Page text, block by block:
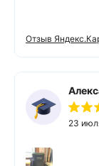
Отзыв
23